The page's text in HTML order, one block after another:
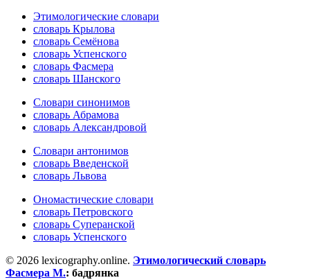
Этимологические словари
словарь Крылова
словарь Семёнова
словарь Успенского
словарь Фасмера
словарь Шанского
Словари синонимов
словарь Абрамова
словарь Александровой
Словари антонимов
словарь Введенской
словарь Львова
Ономастические словари
словарь Петровского
словарь Суперанской
словарь Успенского
© 2026 lexicography.online. Этимологический словарь
Фасмера М.: бадрянка